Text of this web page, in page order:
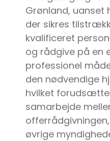
Grønland, uanset
der sikres
kvalificeret
og rådgive på en
professionel
den nødvendige
hvilket
samarbejde
øvrige